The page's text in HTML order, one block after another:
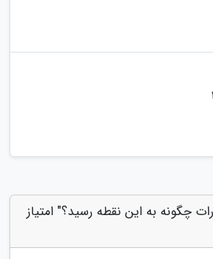
چگونه به این نقطه رسید؟" امتیاز